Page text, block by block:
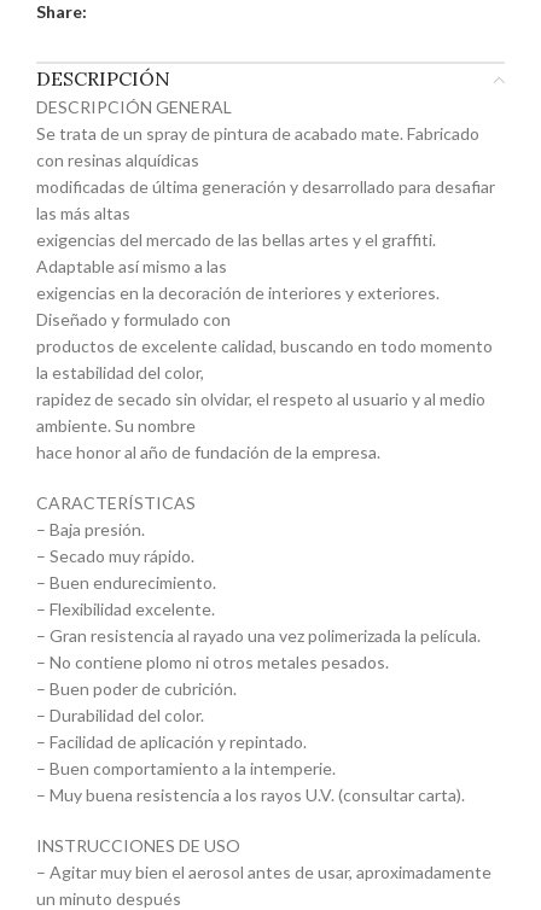
Share:
DESCRIPCIÓN
DESCRIPCIÓN GENERAL
Se trata de un spray de pintura de acabado mate. Fabricado
con resinas alquídicas
modificadas de última generación y desarrollado para desafiar
las más altas
exigencias del mercado de las bellas artes y el graffiti.
Adaptable así mismo a las
exigencias en la decoración de interiores y exteriores.
Diseñado y formulado con
productos de excelente calidad, buscando en todo momento
la estabilidad del color,
rapidez de secado sin olvidar, el respeto al usuario y al medio
ambiente. Su nombre
hace honor al año de fundación de la empresa.
CARACTERÍSTICAS
– Baja presión.
– Secado muy rápido.
– Buen endurecimiento.
– Flexibilidad excelente.
– Gran resistencia al rayado una vez polimerizada la película.
– No contiene plomo ni otros metales pesados.
– Buen poder de cubrición.
– Durabilidad del color.
– Facilidad de aplicación y repintado.
– Buen comportamiento a la intemperie.
– Muy buena resistencia a los rayos U.V. (consultar carta).
INSTRUCCIONES DE USO
– Agitar muy bien el aerosol antes de usar, aproximadamente
un minuto después